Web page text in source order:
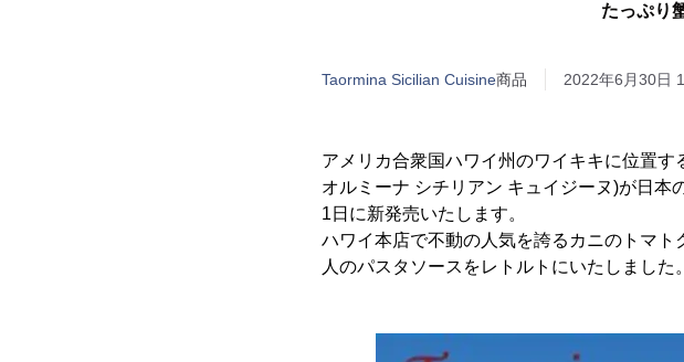
たっぷり
Taormina Sicilian Cuisine商品 2022年6月30日
アメリカ合衆国ハワイ州のワイキキに位置
オルミーナ シチリアン キュイジーヌ)が日本
1日に新発売いたします。
ハワイ本店で不動の人気を誇るカニのトマ
人のパスタソースをレトルトにいたしました。